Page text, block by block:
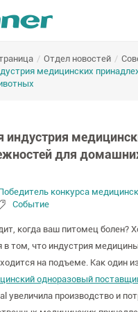
/ Отдел новостей /
медицинских
индустрия
для
конкурса
Событие
когда ваш питомец болен?
в том, что индустрия
на подъеме. Как один
одноразовый
увеличила производство и